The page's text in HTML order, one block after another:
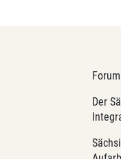
Der